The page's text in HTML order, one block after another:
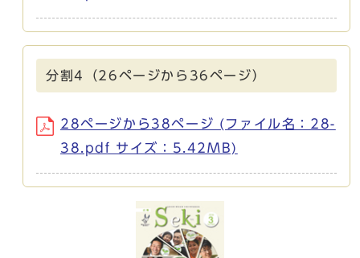
分割4（26ページから36ページ）
28ページから38ページ (ファイル名：28-
38.pdf サイズ：5.42MB)